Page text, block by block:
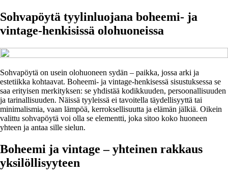
Sohvapöytä tyylinluojana boheemi- ja
vintage-henkisissä olohuoneissa
Sohvapöytä on usein olohuoneen sydän – paikka, jossa arki ja
estetiikka kohtaavat. Boheemi- ja vintage-henkisessä sisustuksessa se
saa erityisen merkityksen: se yhdistää kodikkuuden, persoonallisuuden
ja tarinallisuuden. Näissä tyyleissä ei tavoitella täydellisyyttä tai
minimalismia, vaan lämpöä, kerroksellisuutta ja elämän jälkiä. Oikein
valittu sohvapöytä voi olla se elementti, joka sitoo koko huoneen
yhteen ja antaa sille sielun.
Boheemi ja vintage – yhteinen rakkaus
yksilöllisyyteen